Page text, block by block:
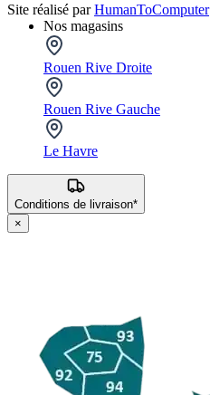
Site réalisé parHumanToComputer
Nos magasins
Rouen Rive Droite
Rouen Rive Gauche
Le Havre
Conditions de livraison*
×